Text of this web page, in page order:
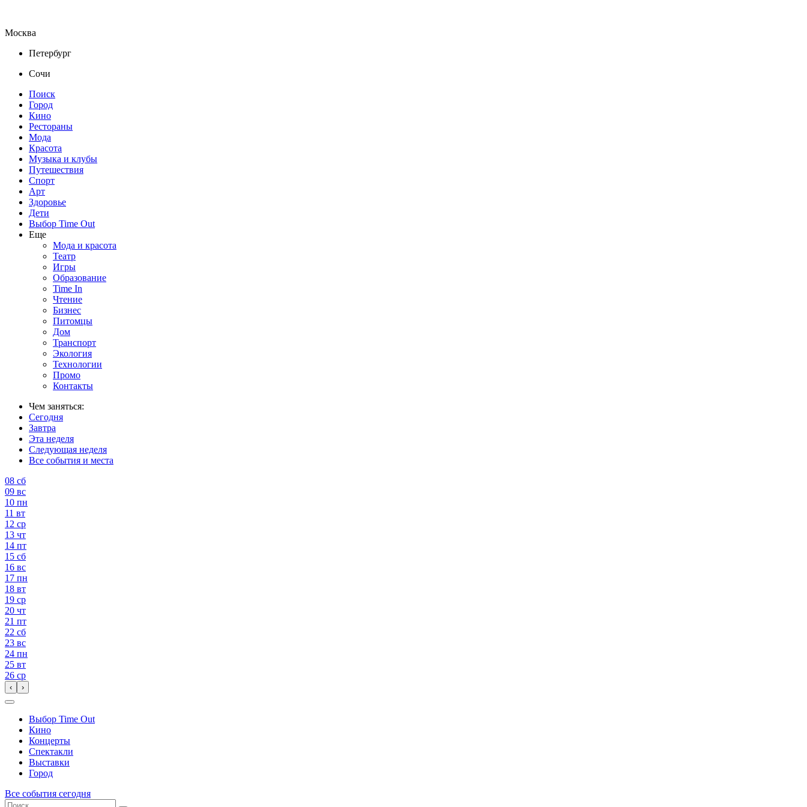
Москва
Петербург
Сочи
Поиск
Город
Кино
Рестораны
Мода
Красота
Музыка и клубы
Путешествия
Спорт
Арт
Здоровье
Дети
Выбор Time Out
Еще
Мода и красота
Театр
Игры
Образование
Time In
Чтение
Бизнес
Питомцы
Дом
Транспорт
Экология
Технологии
Промо
Контакты
Чем заняться:
Сегодня
Завтра
Эта неделя
Следующая неделя
Все события и места
08 сб
09 вс
10 пн
11 вт
12 ср
13 чт
14 пт
15 сб
16 вс
17 пн
18 вт
19 ср
20 чт
21 пт
22 сб
23 вс
24 пн
25 вт
26 ср
‹ ›
Выбор Time Out
Кино
Концерты
Спектакли
Выставки
Город
Все события сегодня